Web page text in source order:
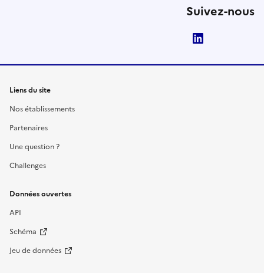
Suivez-nous
Liens du site
Nos établissements
Partenaires
Une question ?
Challenges
Données ouvertes
API
Schéma
Jeu de données